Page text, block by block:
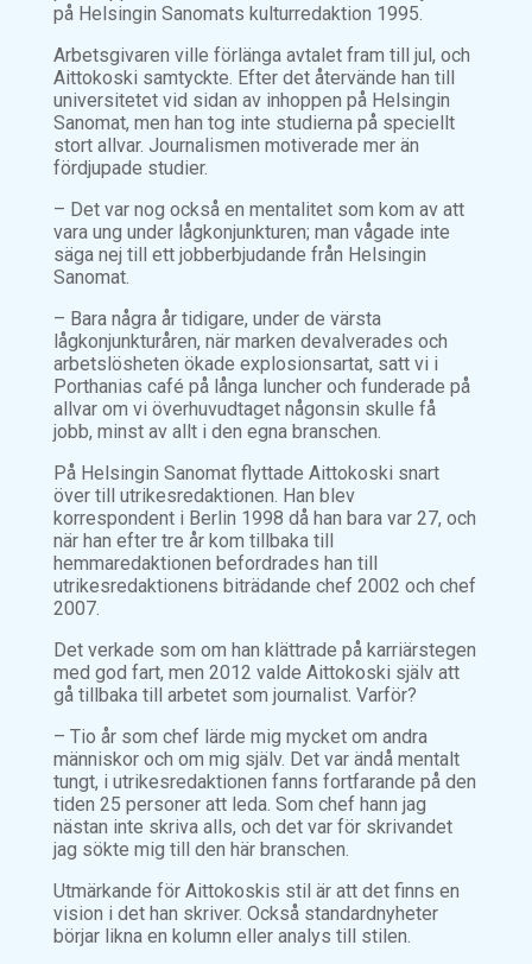
på Helsingin Sanomats kulturredaktion 1995.
Arbetsgivaren ville förlänga avtalet fram till jul, och
Aittokoski samtyckte. Efter det återvände han till
universitetet vid sidan av inhoppen på Helsingin
Sanomat, men han tog inte studierna på speciellt
stort allvar. Journalismen motiverade mer än
fördjupade studier.
– Det var nog också en mentalitet som kom av att
vara ung under lågkonjunkturen; man vågade inte
säga nej till ett jobberbjudande från Helsingin
Sanomat.
– Bara några år tidigare, under de värsta
lågkonjunkturåren, när marken devalverades och
arbetslösheten ökade explosionsartat, satt vi i
Porthanias café på långa luncher och funderade på
allvar om vi överhuvudtaget någonsin skulle få
jobb, minst av allt i den egna branschen.
På Helsingin Sanomat flyttade Aittokoski snart
över till utrikesredaktionen. Han blev
korrespondent i Berlin 1998 då han bara var 27, och
när han efter tre år kom tillbaka till
hemmaredaktionen befordrades han till
utrikesredaktionens biträdande chef 2002 och chef
2007.
Det verkade som om han klättrade på karriärstegen
med god fart, men 2012 valde Aittokoski själv att
gå tillbaka till arbetet som journalist. Varför?
– Tio år som chef lärde mig mycket om andra
människor och om mig själv. Det var ändå mentalt
tungt, i utrikesredaktionen fanns fortfarande på den
tiden 25 personer att leda. Som chef hann jag
nästan inte skriva alls, och det var för skrivandet
jag sökte mig till den här branschen.
Utmärkande för Aittokoskis stil är att det finns en
vision i det han skriver. Också standardnyheter
börjar likna en kolumn eller analys till stilen.